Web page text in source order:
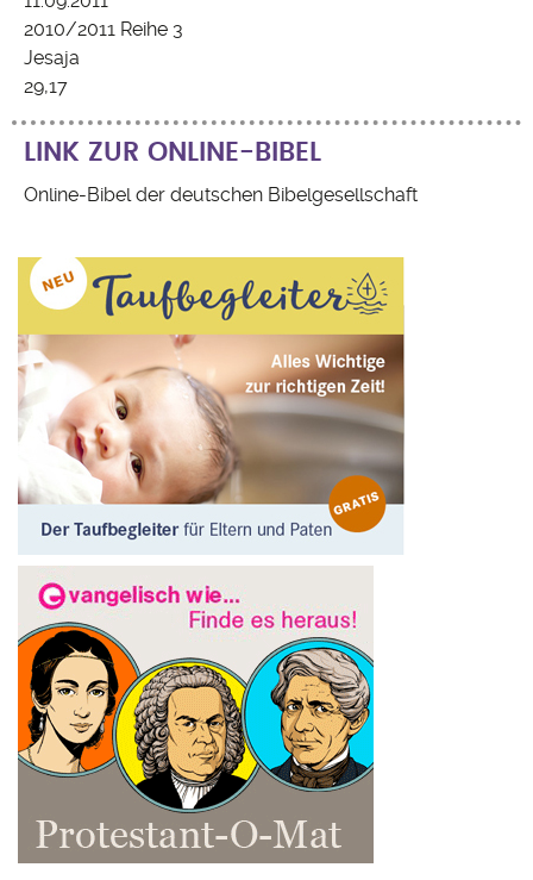
2010/2011 Reihe 3
Jesaja
29,17
LINK ZUR ONLINE-BIBEL
Online-Bibel der deutschen Bibelgesellschaft